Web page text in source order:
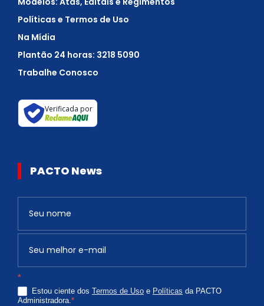
Políticas e Termos de Uso
Na Mídia
Plantão 24 horas: 3218 5090
Trabalhe Conosco
Verificada por
PACTO News
*
Estou ciente dos Termos de Uso e Políticas da PACTO
Administradora.*
v
ê